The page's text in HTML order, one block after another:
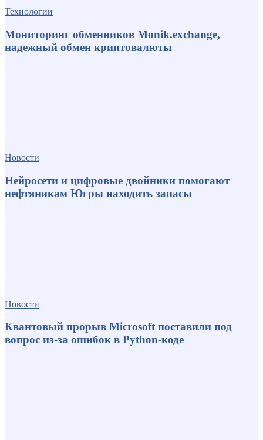
Технологии
Мониторинг обменников Monik.exchange,
надежный обмен криптовалюты
Новости
Нейросети и цифровые двойники помогают
нефтяникам Югры находить запасы
Новости
Квантовый прорыв Microsoft поставили под
вопрос из-за ошибок в Python-коде